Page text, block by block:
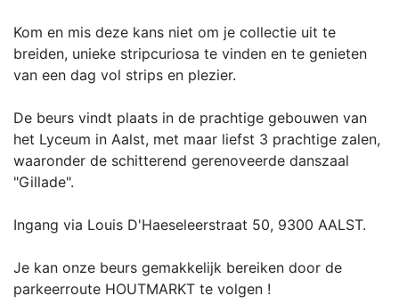
Kom en mis deze kans niet om je collectie uit te
breiden, unieke stripcuriosa te vinden en te genieten
van een dag vol strips en plezier.
De beurs vindt plaats in de prachtige gebouwen van
het Lyceum in Aalst, met maar liefst 3 prachtige zalen,
waaronder de schitterend gerenoveerde danszaal
"Gillade".
Ingang via Louis D'Haeseleerstraat 50, 9300 AALST.
Je kan onze beurs gemakkelijk bereiken door de
parkeerroute HOUTMARKT te volgen !